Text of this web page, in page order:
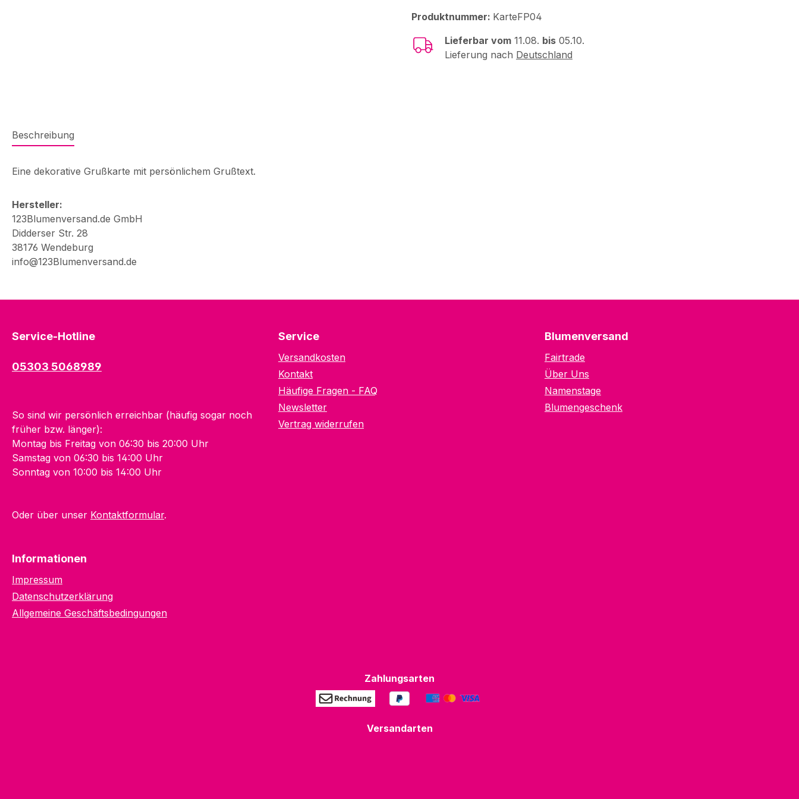
Produktnummer: KarteFP04
Lieferbar vom 11.08. bis 05.10.
Lieferung nach Deutschland
Beschreibung
Eine dekorative Grußkarte mit persönlichem Grußtext.
Hersteller:
123Blumenversand.de GmbH
Didderser Str. 28
38176 Wendeburg
info@123Blumenversand.de
Service-Hotline
05303 5068989
So sind wir persönlich erreichbar (häufig sogar noch
früher bzw. länger):
Montag bis Freitag von 06:30 bis 20:00 Uhr
Samstag von 06:30 bis 14:00 Uhr
Sonntag von 10:00 bis 14:00 Uhr
Oder über unser Kontaktformular.
Service
Versandkosten
Kontakt
Häufige Fragen - FAQ
Newsletter
Vertrag widerrufen
Blumenversand
Fairtrade
Über Uns
Namenstage
Blumengeschenk
Informationen
Impressum
Datenschutzerklärung
Allgemeine Geschäftsbedingungen
Zahlungsarten
Versandarten